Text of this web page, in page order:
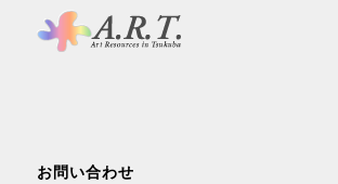
お問い合わせ